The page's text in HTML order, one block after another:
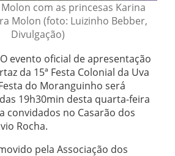
com as princesas Karina
Molon (foto: Luizinho Bebber,
Divulgação)
evento oficial de apresentação
da 15ª Festa Colonial da Uva
do Moranguinho será
19h30min desta quarta-feira
convidados no Casarão dos
Rocha.
pela Associação dos